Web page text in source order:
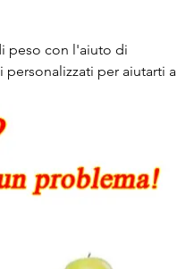
peso con l'aiuto di
per aiutarti a